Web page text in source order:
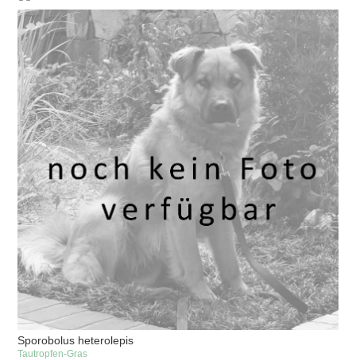
Sporobolus heterolepis
Tautropfen-Gras